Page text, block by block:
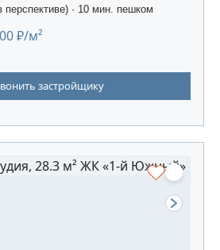
перспективе) · 10 мин. пешком
₽/м²
застройщику